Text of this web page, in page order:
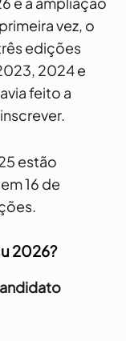
vez, o
edições
2024 e
feito a
estão
16 de
2026?